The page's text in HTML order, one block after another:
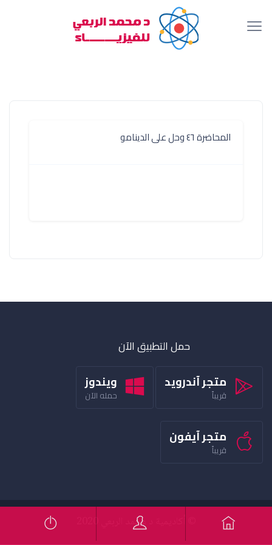
المحاضرة ٤٦ وحل على الدينامو
حمل التطبيق الآن
متجر آندرويد
قريباً
ويندوز
حمله الآن
متجر آيفون
قريباً
© أكاديمية د محمد الربعي 2020